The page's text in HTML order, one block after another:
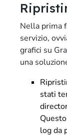
Nella prima
servizio,
grafici su
una
stati
log da